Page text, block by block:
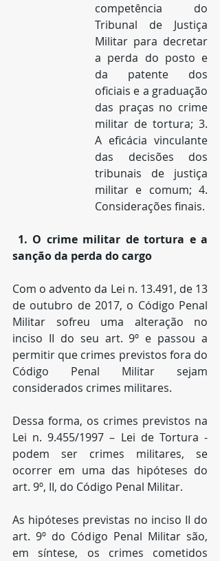
competência do
Tribunal de Justiça
Militar para decretar
a perda do posto e
da patente dos
oficiais e a graduação
das praças no crime
militar de tortura; 3.
A eficácia vinculante
das decisões dos
tribunais de justiça
militar e comum; 4.
Considerações finais.
1. O crime militar de tortura e a
sanção da perda do cargo
Com o advento da Lei n. 13.491, de 13
de outubro de 2017, o Código Penal
Militar sofreu uma alteração no
inciso II do seu art. 9º e passou a
permitir que crimes previstos fora do
Código Penal Militar sejam
considerados crimes militares.
Dessa forma, os crimes previstos na
Lei n. 9.455/1997 – Lei de Tortura -
podem ser crimes militares, se
ocorrer em uma das hipóteses do
art. 9º, II, do Código Penal Militar.
As hipóteses previstas no inciso II do
art. 9º do Código Penal Militar são,
em síntese, os crimes cometidos